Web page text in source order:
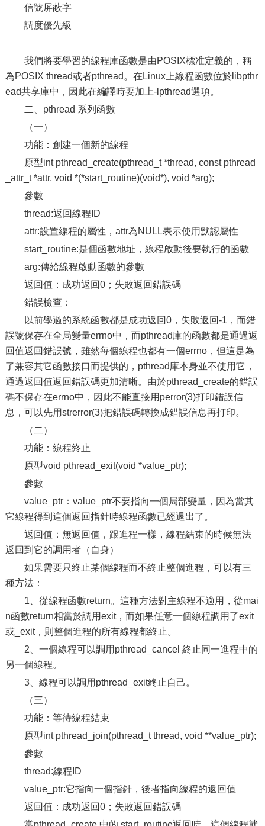
信號屏蔽字
調度優先級
我們將要學習的線程庫函數是由POSIX標准定義的，稱
為POSIX thread或者pthread。在Linux上線程函數位於libpthr
ead共享庫中，因此在編譯時要加上-lpthread選項。
二、pthread 系列函數
（一）
功能：創建一個新的線程
原型int pthread_create(pthread_t *thread, const pthread
_attr_t *attr, void *(*start_routine)(void*), void *arg);
參數
thread:返回線程ID
attr:設置線程的屬性，attr為NULL表示使用默認屬性
start_routine:是個函數地址，線程啟動後要執行的函數
arg:傳給線程啟動函數的參數
返回值：成功返回0；失敗返回錯誤碼
錯誤檢查：
以前學過的系統函數都是成功返回0，失敗返回-1，而錯
誤號保存在全局變量errno中，而pthread庫的函數都是通過返
回值返回錯誤號，雖然每個線程也都有一個errno，但這是為
了兼容其它函數接口而提供的，pthread庫本身並不使用它，
通過返回值返回錯誤碼更加清晰。由於pthread_create的錯誤
碼不保存在errno中，因此不能直接用perror(3)打印錯誤信
息，可以先用strerror(3)把錯誤碼轉換成錯誤信息再打印。
（二）
功能：線程終止
原型void pthread_exit(void *value_ptr);
參數
value_ptr：value_ptr不要指向一個局部變量，因為當其
它線程得到這個返回指針時線程函數已經退出了。
返回值：無返回值，跟進程一樣，線程結束的時候無法
返回到它的調用者（自身）
如果需要只終止某個線程而不終止整個進程，可以有三
種方法：
1、從線程函數return。這種方法對主線程不適用，從mai
n函數return相當於調用exit，而如果任意一個線程調用了exit
或_exit，則整個進程的所有線程都終止。
2、一個線程可以調用pthread_cancel 終止同一進程中的
另一個線程。
3、線程可以調用pthread_exit終止自己。
（三）
功能：等待線程結束
原型int pthread_join(pthread_t thread, void **value_ptr);
參數
thread:線程ID
value_ptr:它指向一個指針，後者指向線程的返回值
返回值：成功返回0；失敗返回錯誤碼